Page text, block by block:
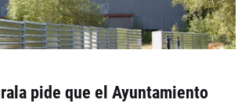
pide que el Ayuntamiento